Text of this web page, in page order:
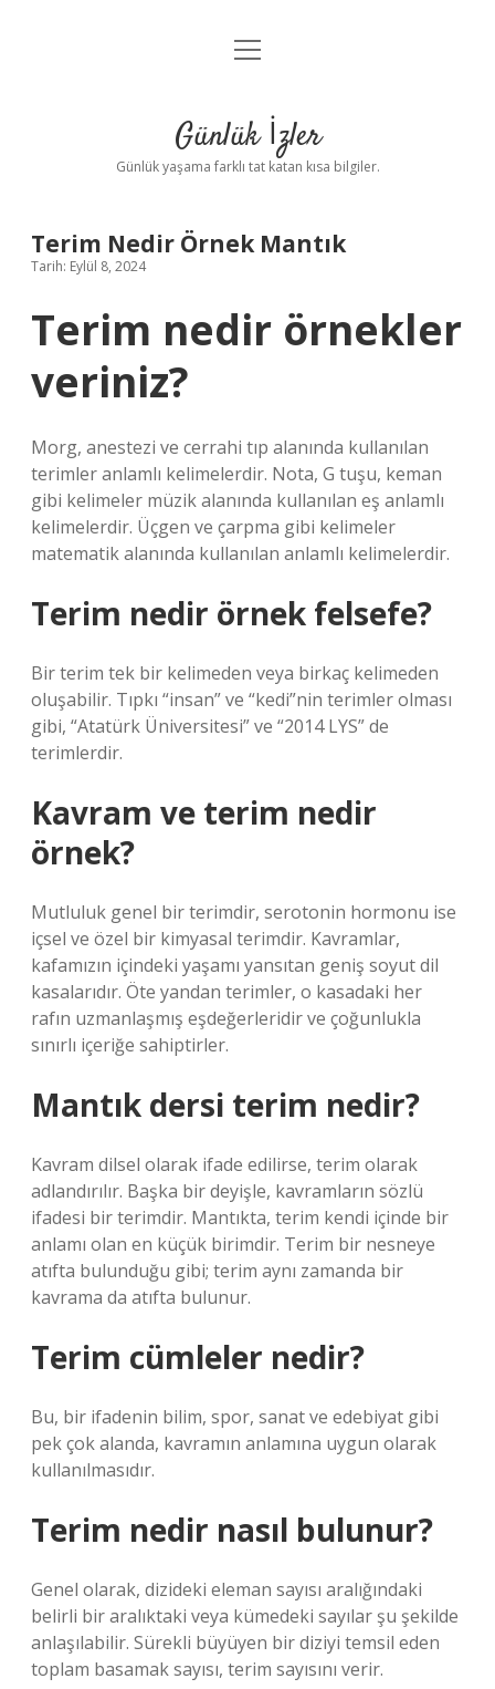
Anasayfa
Yasal Uyarı
menüyü
Günlük İzler
Günlük yaşama farklı tat katan kısa bilgiler.
Terim Nedir Örnek Mantık
Tarih: Eylül 8, 2024
Terim nedir örnekler
veriniz?
Morg, anestezi ve cerrahi tıp alanında kullanılan
terimler anlamlı kelimelerdir. Nota, G tuşu, keman
gibi kelimeler müzik alanında kullanılan eş anlamlı
kelimelerdir. Üçgen ve çarpma gibi kelimeler
matematik alanında kullanılan anlamlı kelimelerdir.
Terim nedir örnek felsefe?
Bir terim tek bir kelimeden veya birkaç kelimeden
oluşabilir. Tıpkı “insan” ve “kedi”nin terimler olması
gibi, “Atatürk Üniversitesi” ve “2014 LYS” de
terimlerdir.
Kavram ve terim nedir
örnek?
Mutluluk genel bir terimdir, serotonin hormonu ise
içsel ve özel bir kimyasal terimdir. Kavramlar,
kafamızın içindeki yaşamı yansıtan geniş soyut dil
kasalarıdır. Öte yandan terimler, o kasadaki her
rafın uzmanlaşmış eşdeğerleridir ve çoğunlukla
sınırlı içeriğe sahiptirler.
Mantık dersi terim nedir?
Kavram dilsel olarak ifade edilirse, terim olarak
adlandırılır. Başka bir deyişle, kavramların sözlü
ifadesi bir terimdir. Mantıkta, terim kendi içinde bir
anlamı olan en küçük birimdir. Terim bir nesneye
atıfta bulunduğu gibi; terim aynı zamanda bir
kavrama da atıfta bulunur.
Terim cümleler nedir?
Bu, bir ifadenin bilim, spor, sanat ve edebiyat gibi
pek çok alanda, kavramın anlamına uygun olarak
kullanılmasıdır.
Terim nedir nasıl bulunur?
Genel olarak, dizideki eleman sayısı aralığındaki
belirli bir aralıktaki veya kümedeki sayılar şu şekilde
anlaşılabilir. Sürekli büyüyen bir diziyi temsil eden
toplam basamak sayısı, terim sayısını verir.